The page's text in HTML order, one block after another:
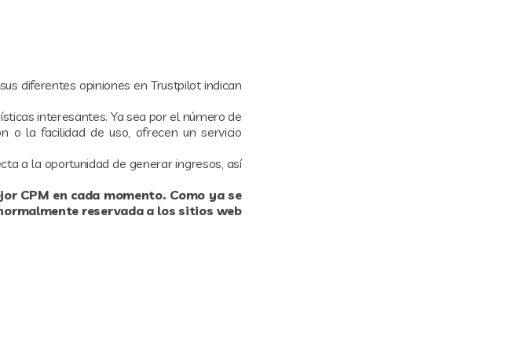
diferentes opiniones en Trustpilot indican
interesantes. Ya sea por el número de
o la facilidad de uso, ofrecen un servicio
a la oportunidad de generar ingresos, así
CPM en cada momento. Como ya se
reservada a los sitios web